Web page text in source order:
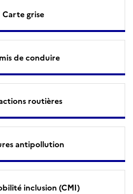
Carte grise
de conduire
routières
antipollution
inclusion (CMI)